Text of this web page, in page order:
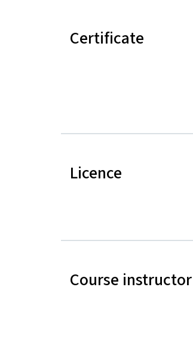
Certificate
Licence
Course instructor